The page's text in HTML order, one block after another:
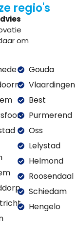
regio's
om
Gouda
Vlaardingen
Best
Purmerend
Oss
Lelystad
Helmond
Roosendaal
Schiedam
Hengelo